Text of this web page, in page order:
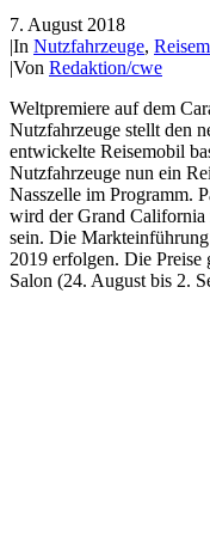
7. August 2018
|In Nutzfahrzeuge,
|Von Redaktion/cwe
Weltpremiere auf dem
Nutzfahrzeuge stellt den
entwickelte Reisemobil
Nutzfahrzeuge nun ein
Nasszelle im Programm.
wird der Grand
sein. Die
2019 erfolgen. Die Preise
Salon (24. August bis 2.